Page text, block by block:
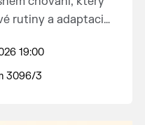
rutiny a adaptaci
počasí.
19:00
3096/3